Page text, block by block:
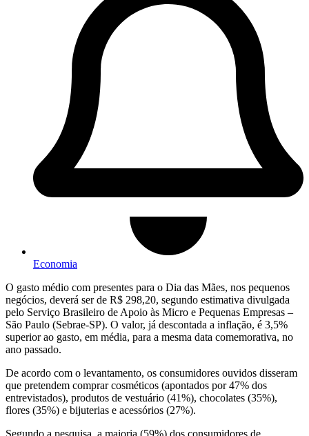
Economia
O gasto médio com presentes para o Dia das Mães, nos pequenos
negócios, deverá ser de R$ 298,20, segundo estimativa divulgada
pelo Serviço Brasileiro de Apoio às Micro e Pequenas Empresas –
São Paulo (Sebrae-SP). O valor, já descontada a inflação, é 3,5%
superior ao gasto, em média, para a mesma data comemorativa, no
ano passado.
De acordo com o levantamento, os consumidores ouvidos disseram
que pretendem comprar cosméticos (apontados por 47% dos
entrevistados), produtos de vestuário (41%), chocolates (35%),
flores (35%) e bijuterias e acessórios (27%).
Segundo a pesquisa, a maioria (59%) dos consumidores de